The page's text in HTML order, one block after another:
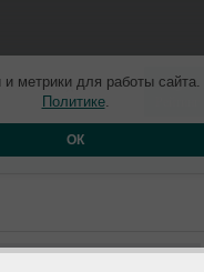
метрики для работы сайта.
Политике.
ОК
9 лет назад 0